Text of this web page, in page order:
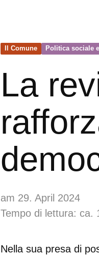
Il Comune Politica sociale
La
am 29. April 2024
Tempo di lettura: ca.
Nella sua presa di